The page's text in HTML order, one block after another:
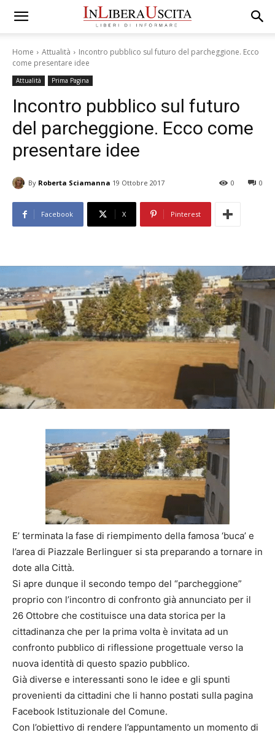
Home Attualità
Incontro pubblico sul futuro del parcheggione. Ecco
come presentare idee
Attualità Prima Pagina
Incontro pubblico sul futuro
del parcheggione. Ecco come
presentare idee
By Roberta Sciamanna 19 Ottobre 2017 0
0
Facebook X Pinterest
E’ terminata la fase di riempimento della famosa ‘buca’ e
l’area di Piazzale Berlinguer si sta preparando a tornare in
dote alla Città.
Si apre dunque il secondo tempo del “parcheggione”
proprio con l’incontro di confronto già annunciato per il
26 Ottobre che costituisce una data storica per la
cittadinanza che per la prima volta è invitata ad un
confronto pubblico di riflessione progettuale verso la
nuova identità di questo spazio pubblico.
Già diverse e interessanti sono le idee e gli spunti
provenienti da cittadini che li hanno postati sulla pagina
Facebook Istituzionale del Comune.
Con l’obiettivo di rendere l’appuntamento un momento di